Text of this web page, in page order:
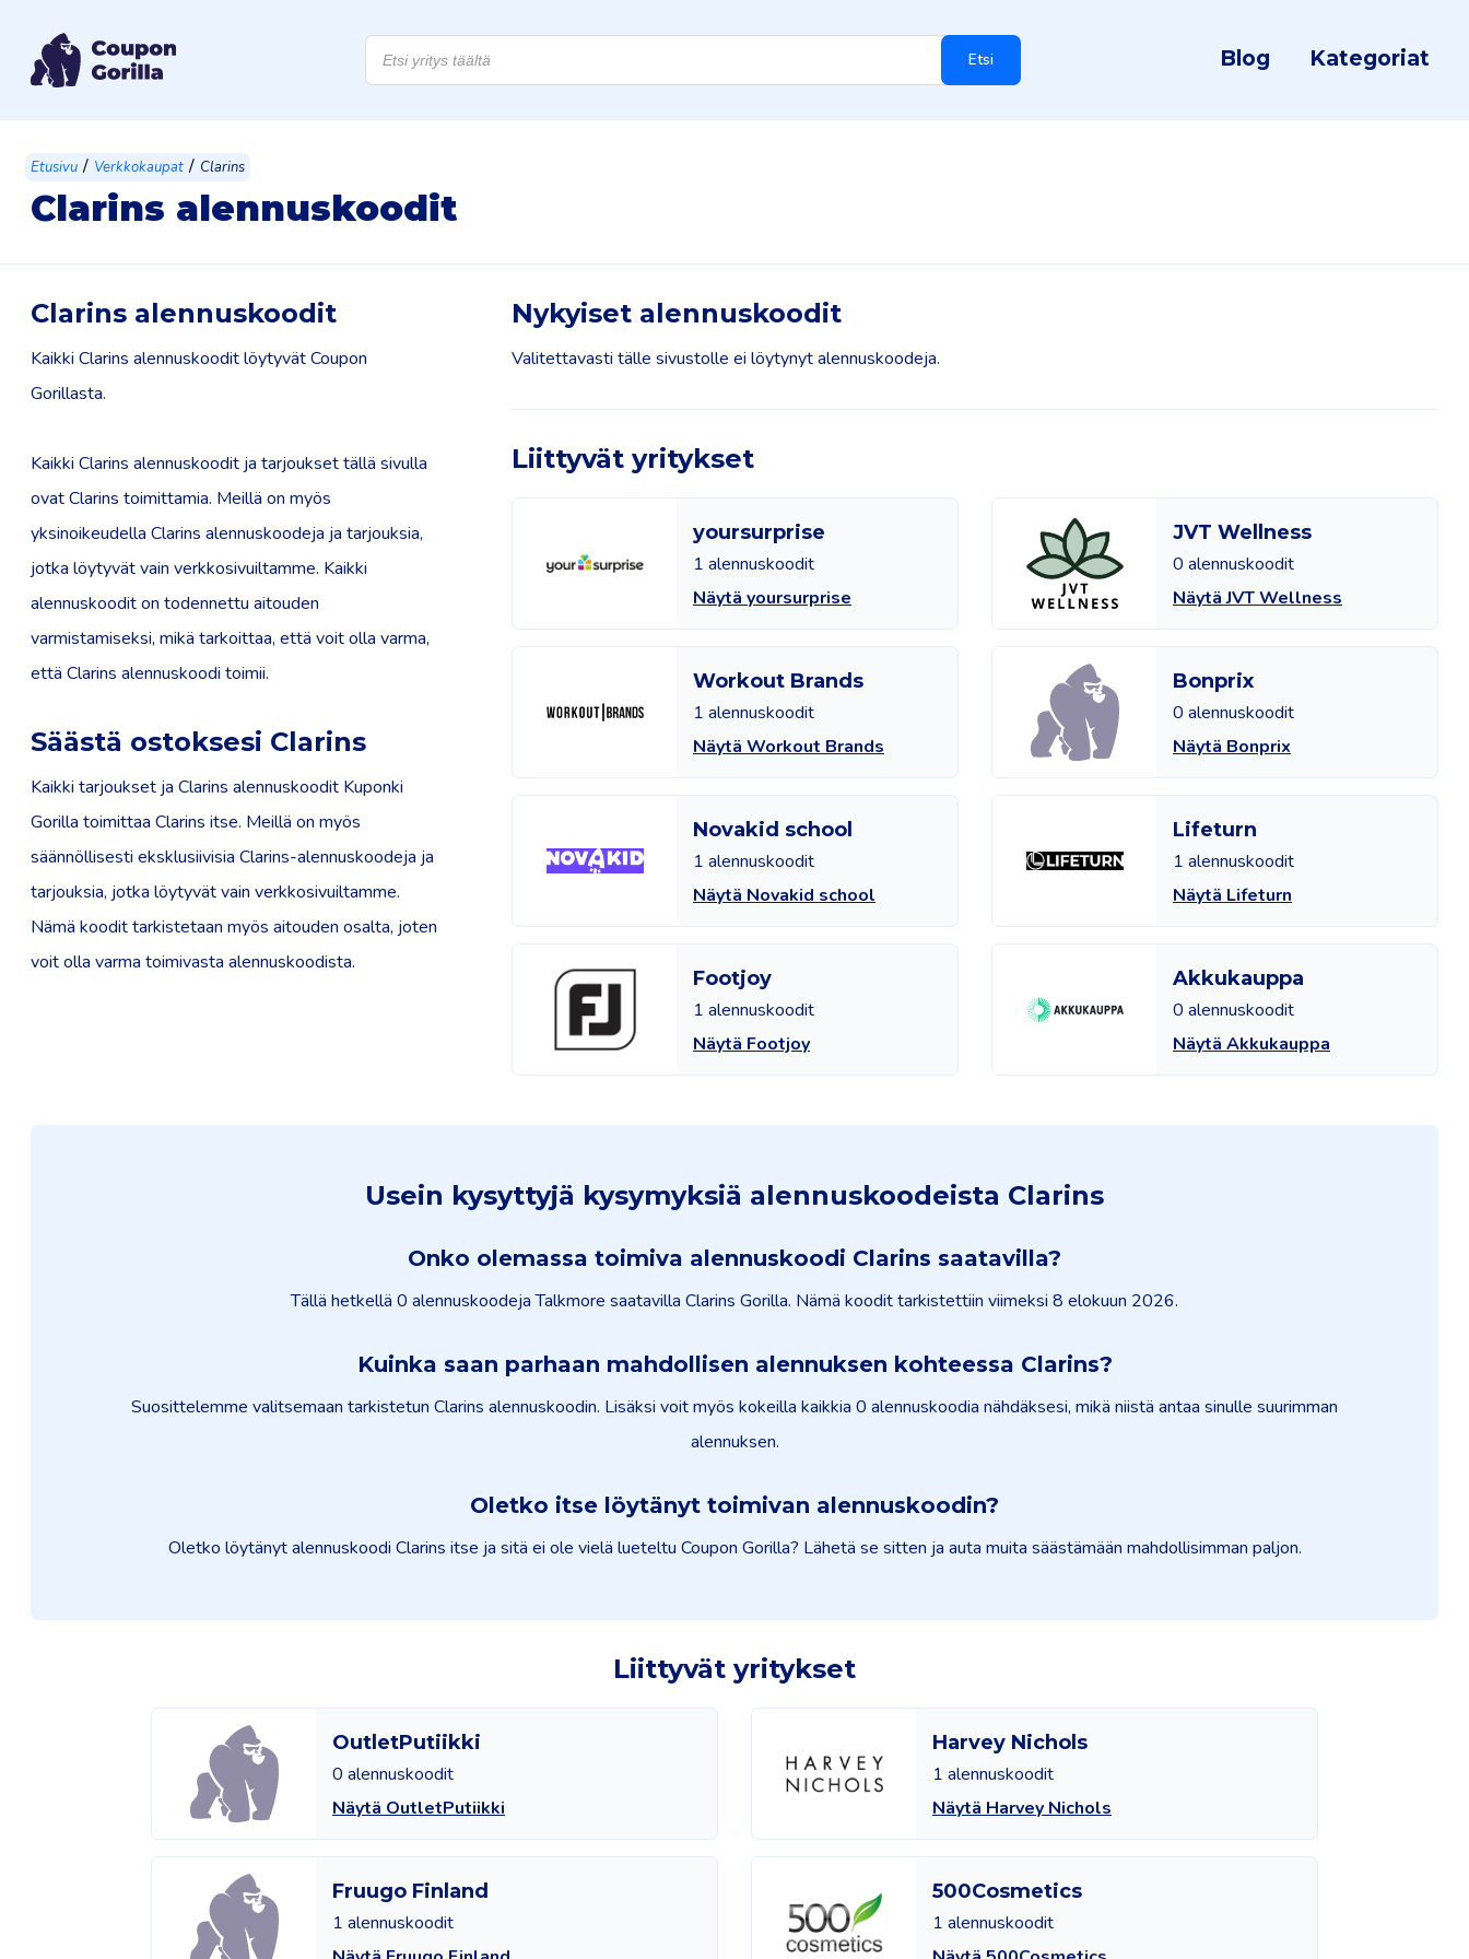
Products
search Etsi Blog Kategoriat
Etusivu / Verkkokaupat / Clarins
Clarins alennuskoodit
Clarins alennuskoodit
Kaikki Clarins alennuskoodit löytyvät Coupon
Gorillasta.
Kaikki Clarins alennuskoodit ja tarjoukset tällä sivulla
ovat Clarins toimittamia. Meillä on myös
yksinoikeudella Clarins alennuskoodeja ja tarjouksia,
jotka löytyvät vain verkkosivuiltamme. Kaikki
alennuskoodit on todennettu aitouden
varmistamiseksi, mikä tarkoittaa, että voit olla varma,
että Clarins alennuskoodi toimii.
Säästä ostoksesi Clarins
Kaikki tarjoukset ja Clarins alennuskoodit Kuponki
Gorilla toimittaa Clarins itse. Meillä on myös
säännöllisesti eksklusiivisia Clarins-alennuskoodeja ja
tarjouksia, jotka löytyvät vain verkkosivuiltamme.
Nämä koodit tarkistetaan myös aitouden osalta, joten
voit olla varma toimivasta alennuskoodista.
Nykyiset alennuskoodit
Valitettavasti tälle sivustolle ei löytynyt alennuskoodeja.
Liittyvät yritykset
yoursurprise
1 alennuskoodit
Näytä yoursurprise
JVT Wellness
0 alennuskoodit
Näytä JVT Wellness
Workout Brands
1 alennuskoodit
Näytä Workout Brands
Bonprix
0 alennuskoodit
Näytä Bonprix
Novakid school
1 alennuskoodit
Näytä Novakid school
Lifeturn
1 alennuskoodit
Näytä Lifeturn
Footjoy
1 alennuskoodit
Näytä Footjoy
Akkukauppa
0 alennuskoodit
Näytä Akkukauppa
Usein kysyttyjä kysymyksiä alennuskoodeista Clarins
Onko olemassa toimiva alennuskoodi Clarins saatavilla?
Tällä hetkellä 0 alennuskoodeja Talkmore saatavilla Clarins Gorilla. Nämä koodit tarkistettiin viimeksi 8 elokuun 2026.
Kuinka saan parhaan mahdollisen alennuksen kohteessa Clarins?
Suosittelemme valitsemaan tarkistetun Clarins alennuskoodin. Lisäksi voit myös kokeilla kaikkia 0 alennuskoodia nähdäksesi, mikä niistä antaa sinulle suurimman
alennuksen.
Oletko itse löytänyt toimivan alennuskoodin?
Oletko löytänyt alennuskoodi Clarins itse ja sitä ei ole vielä lueteltu Coupon Gorilla? Lähetä se sitten ja auta muita säästämään mahdollisimman paljon.
Liittyvät yritykset
OutletPutiikki
0 alennuskoodit
Näytä OutletPutiikki
Harvey Nichols
1 alennuskoodit
Näytä Harvey Nichols
Fruugo Finland
1 alennuskoodit
500Cosmetics
1 alennuskoodit